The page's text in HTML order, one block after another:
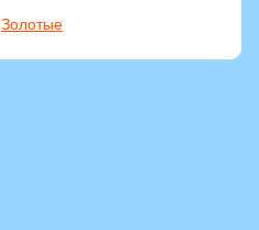
Золотые